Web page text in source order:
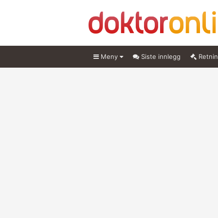
Meny Siste innlegg